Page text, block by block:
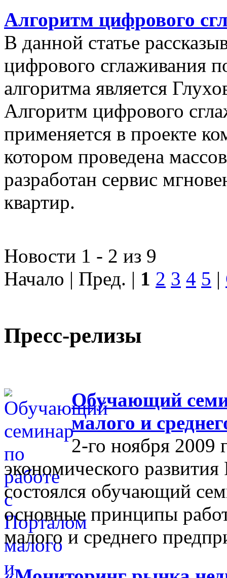
Алгоритм цифрового
В данной статье
цифрового сглаживания
алгоритма является
Алгоритм цифрового
применяется в проекте
котором проведена
разработан сервис
квартир.
Новости 1 - 2 из 9
Начало | Пред. | 1 2 3 4 5 |
Пресс-релизы
Обучающий
малого и
2-го ноября 2009
экономического
состоялся обучающий
основные принципы
малого и среднего